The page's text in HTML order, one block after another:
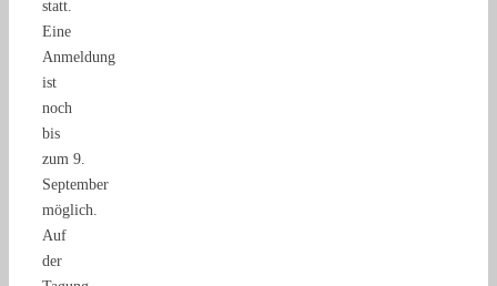
statt.
Eine
Anmeldung
ist
noch
bis
zum 9.
September
möglich.
Auf
der